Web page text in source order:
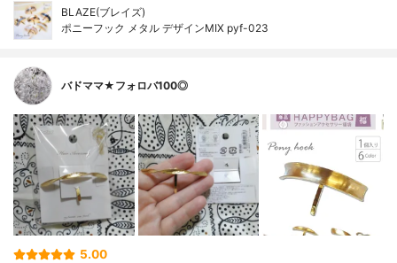
BLAZE(ブレイズ)
ポニーフック メタル デザインMIX pyf-023
バドママ★フォロバ100◎
5.00